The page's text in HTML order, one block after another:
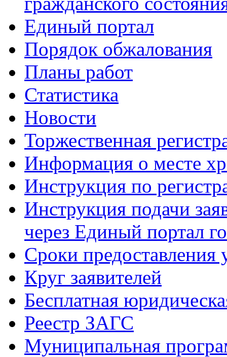
Единый портал
Порядок обжалования
Планы работ
Статистика
Новости
Торжественная
Информация о месте
Инструкция по
Инструкция подачи
через Единый портал
Сроки предоставления
Круг заявителей
Бесплатная
Реестр ЗАГС
Муниципальная